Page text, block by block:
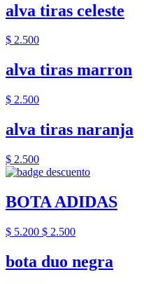
alva tiras celeste
$ 2.500
alva tiras marron
$ 2.500
alva tiras naranja
$ 2.500
BOTA ADIDAS
$ 5.200 $ 2.500
bota duo negra